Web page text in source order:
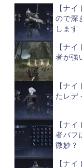
【ナ
ので深
します
【ナ
者が強
【ナ
たレデ
【ナ
者バフ
微妙？
【ナ